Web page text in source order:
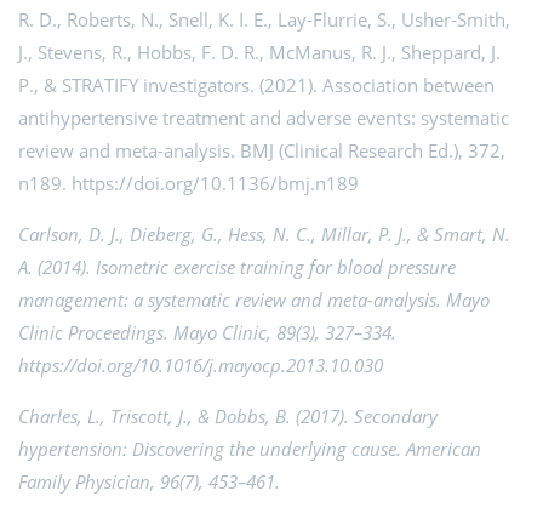
R. D., Roberts, N., Snell, K. I. E., Lay-Flurrie, S., Usher-Smith,
J., Stevens, R., Hobbs, F. D. R., McManus, R. J., Sheppard, J.
P., & STRATIFY investigators. (2021). Association between
antihypertensive treatment and adverse events: systematic
review and meta-analysis. BMJ (Clinical Research Ed.), 372,
n189. https://doi.org/10.1136/bmj.n189
Carlson, D. J., Dieberg, G., Hess, N. C., Millar, P. J., & Smart, N.
A. (2014). Isometric exercise training for blood pressure
management: a systematic review and meta-analysis. Mayo
Clinic Proceedings. Mayo Clinic, 89(3), 327–334.
https://doi.org/10.1016/j.mayocp.2013.10.030
Charles, L., Triscott, J., & Dobbs, B. (2017). Secondary
hypertension: Discovering the underlying cause. American
Family Physician, 96(7), 453–461.